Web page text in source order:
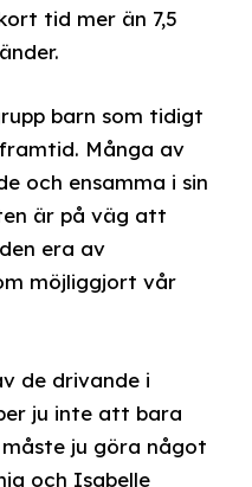
tid mer än 7,5
barn som tidigt
Många av
och ensamma i sin
är på väg att
era av
möjliggjort vår
de drivande i
ju inte att bara
ju göra något
och Isabelle